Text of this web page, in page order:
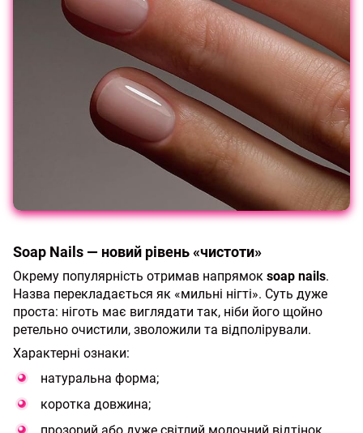
Soap Nails — новий рівень «чистоти»
Окрему популярність отримав напрямок soap nails.
Назва перекладається як «мильні нігті». Суть дуже
проста: ніготь має виглядати так, ніби його щойно
ретельно очистили, зволожили та відполірували.
Характерні ознаки:
натуральна форма;
коротка довжина;